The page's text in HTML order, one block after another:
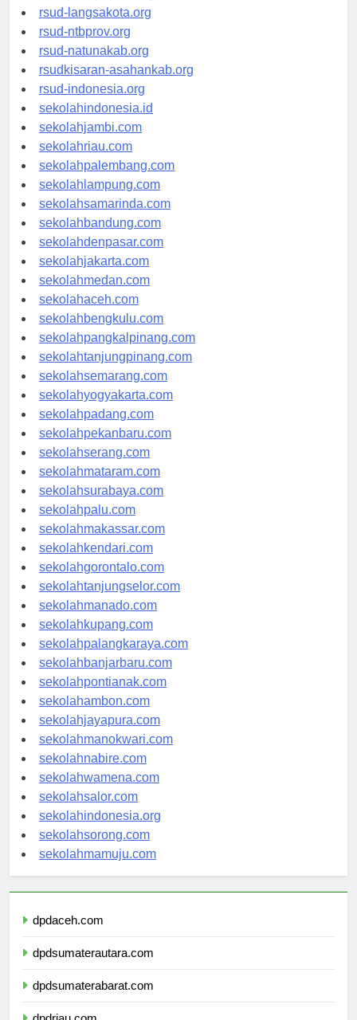
rsudtpi-kepriprov.org
rsud-langsakota.org
rsud-ntbprov.org
rsud-natunakab.org
rsudkisaran-asahankab.org
rsud-indonesia.org
sekolahindonesia.id
sekolahjambi.com
sekolahriau.com
sekolahpalembang.com
sekolahlampung.com
sekolahsamarinda.com
sekolahbandung.com
sekolahdenpasar.com
sekolahjakarta.com
sekolahmedan.com
sekolahaceh.com
sekolahbengkulu.com
sekolahpangkalpinang.com
sekolahtanjungpinang.com
sekolahsemarang.com
sekolahyogyakarta.com
sekolahpadang.com
sekolahpekanbaru.com
sekolahserang.com
sekolahmataram.com
sekolahsurabaya.com
sekolahpalu.com
sekolahmakassar.com
sekolahkendari.com
sekolahgorontalo.com
sekolahtanjungselor.com
sekolahmanado.com
sekolahkupang.com
sekolahpalangkaraya.com
sekolahbanjarbaru.com
sekolahpontianak.com
sekolahambon.com
sekolahjayapura.com
sekolahmanokwari.com
sekolahnabire.com
sekolahwamena.com
sekolahsalor.com
sekolahindonesia.org
sekolahsorong.com